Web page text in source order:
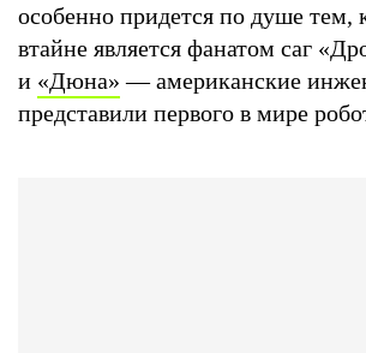
особенно придется по душе тем,
втайне является фанатом саг
и «Дюна» — американские
представили первого в мире